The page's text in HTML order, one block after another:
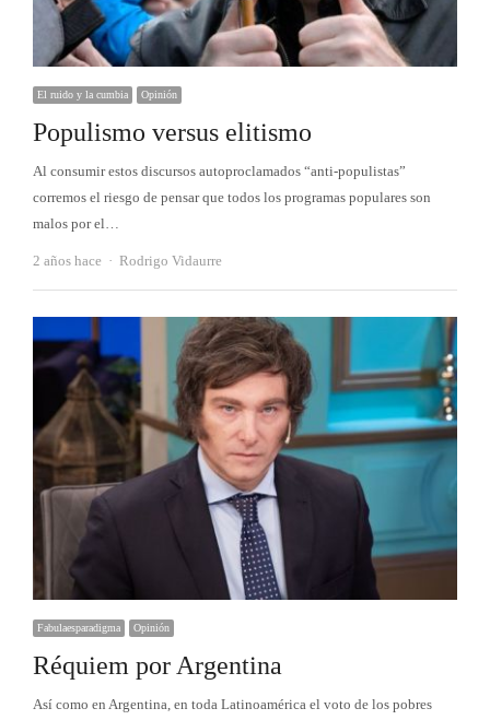
El ruido y la cumbia Opinión
Populismo versus elitismo
Al consumir estos discursos autoproclamados “anti-populistas”
corremos el riesgo de pensar que todos los programas populares son
malos por el…
2 años hace Autor
Rodrigo Vidaurre
Fabulaesparadigma Opinión
Réquiem por Argentina
Así como en Argentina, en toda Latinoamérica el voto de los pobres